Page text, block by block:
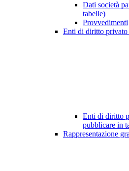
Dati società
tabelle)
Provvedimenti
Enti di diritto privato
Enti di diritto
pubblicare in
Rappresentazione